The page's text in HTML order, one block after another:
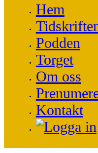
Hem
Podden
Torget
Om oss
Kontakt